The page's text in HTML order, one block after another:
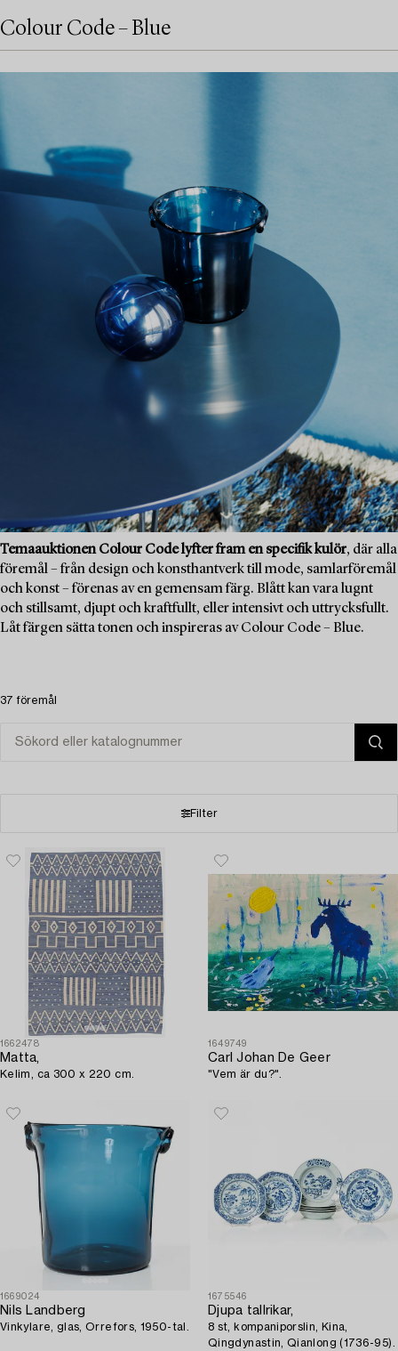
Colour Code – Blue
Temaauktionen Colour Code lyfter fram en specifik kulör, där alla
föremål – från design och konsthantverk till mode, samlarföremål
och konst – förenas av en gemensam färg. Blått kan vara lugnt
och stillsamt, djupt och kraftfullt, eller intensivt och uttrycksfullt.
Låt färgen sätta tonen och inspireras av Colour Code – Blue.
37 föremål
Filter
1662478
Matta,
Kelim, ca 300 x 220 cm.
1649749
Carl Johan De Geer
"Vem är du?".
1669024
Nils Landberg
Vinkylare, glas, Orrefors, 1950-tal.
1675546
Djupa tallrikar,
8 st, kompaniporslin, Kina,
Qingdynastin, Qianlong (1736-95).